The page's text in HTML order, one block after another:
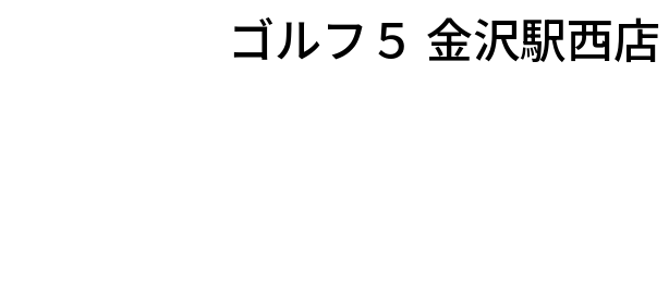
ゴルフ５ 金沢駅西店